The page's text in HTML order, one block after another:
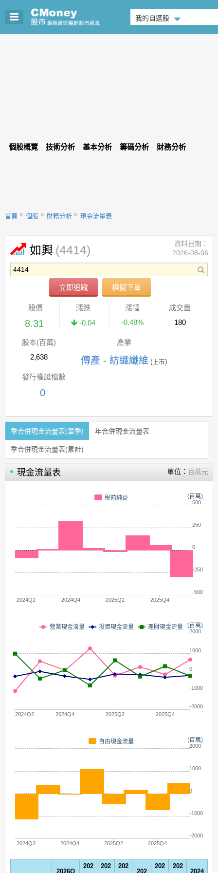
我的自選股
個股概覽 技術分析 基本分析 籌碼分析 財務分析
首頁 個股 財務分析 現金流量表
如興 (4414)
立即追蹤 模擬下單
資料日期：
2026-08-06
股價
8.31
漲跌
-0.04
漲幅
-0.48%
成交量
180
股本(百萬)
2,638
產業
傳產 - 紡織纖維 (上市)
發行權證檔數
0
季合併現金流量表(單季) 年合併現金流量表
季合併現金流量表(累計)
現金流量表 單位： 百萬元
(百萬)
稅前純益
2024Q2 2024Q4 2025Q2 2025Q4
0
-500
-250
250
500
(百萬)
營業現金流量 投資現金流量 理財現金流量
2024Q2 2024Q4 2025Q2 2025Q4
-2000
-1000
0
1000
2000
(百萬)
自由現金流量
2024Q2 2024Q4 2025Q2 2025Q4
-2000
-1000
0
1000
2000
2026Q
202
202
202
202
202
202
2024